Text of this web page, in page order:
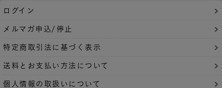
ログイン
メルマガ申込/停止
特定商取引法に基づく表示
送料とお支払い方法について
個人情報の取扱いについて